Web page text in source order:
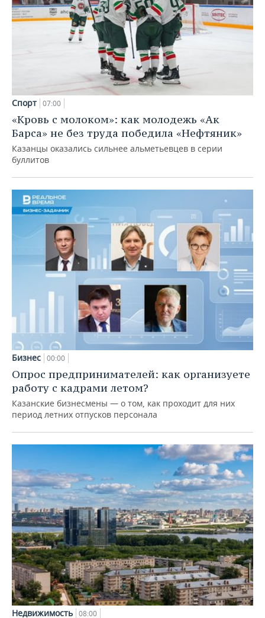
Спорт 07:00
«Кровь с молоком»: как молодежь «Ак
Барса» не без труда победила «Нефтяник»
Казанцы оказались сильнее альметьевцев в серии
буллитов
Бизнес 00:00
Опрос предпринимателей: как организуете
работу с кадрами летом?
Казанские бизнесмены — о том, как проходит для них
период летних отпусков персонала
Недвижимость 08:00